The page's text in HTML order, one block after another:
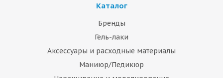
Каталог
Бренды
Гель-лаки
Аксессуары и расходные материалы
Маниюр/Педикюр